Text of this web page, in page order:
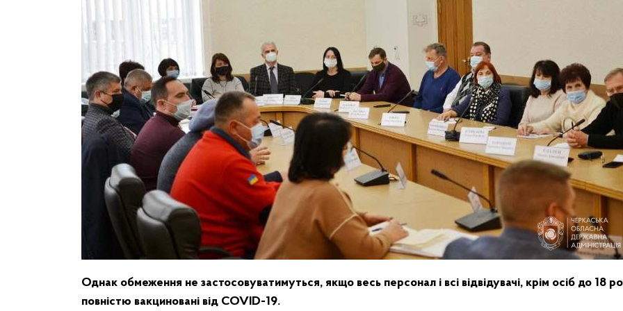
Однак обмеження не застосовуватимуться, якщо весь персонал і всі відвідувачі, крім осіб до 18
повністю вакциновані від COVID-19.